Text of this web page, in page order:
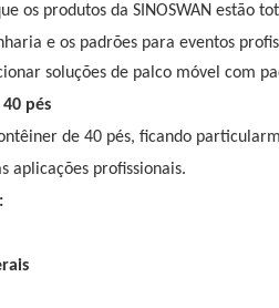
os produtos da SINOSWAN estão
e os padrões para eventos
pés
de 40 pés, ficando
aplicações profissionais.